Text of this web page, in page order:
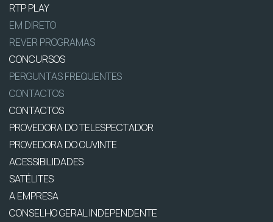
RTP PLAY
EM DIRETO
REVER PROGRAMAS
CONCURSOS
PERGUNTAS FREQUENTES
CONTACTOS
CONTACTOS
PROVEDORA DO TELESPECTADOR
PROVEDORA DO OUVINTE
ACESSIBILIDADES
SATÉLITES
A EMPRESA
CONSELHO GERAL INDEPENDENTE